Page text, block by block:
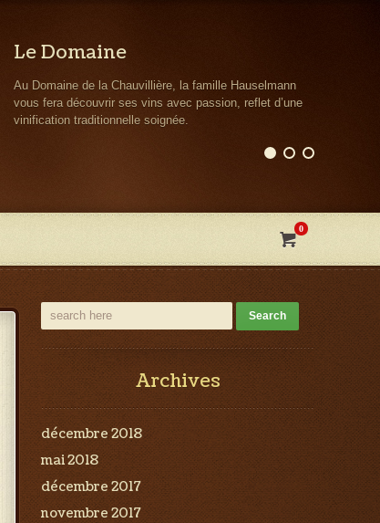
Le Domaine
Au Domaine de la Chauvillière, la famille Hauselmann
vous fera découvrir ses vins avec passion, reflet d’une
vinification traditionnelle soignée.

0
Archives
décembre 2018
mai 2018
décembre 2017
novembre 2017